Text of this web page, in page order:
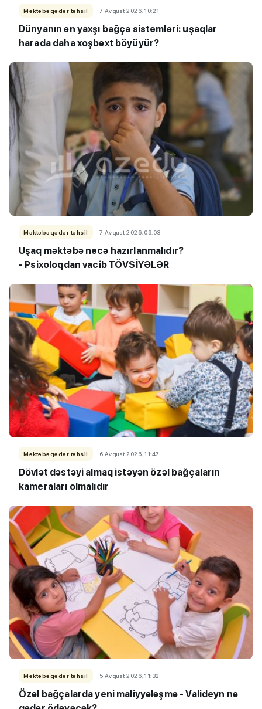
Məktəbəqədər təhsil 7 Avqust 2026, 10:21
Dünyanın ən yaxşı bağça sistemləri: uşaqlar
harada daha xoşbəxt böyüyür?
Məktəbəqədər təhsil 7 Avqust 2026, 09:03
Uşaq məktəbə necə hazırlanmalıdır?
- Psixoloqdan vacib TÖVSİYƏLƏR
Məktəbəqədər təhsil 6 Avqust 2026, 11:47
Dövlət dəstəyi almaq istəyən özəl bağçaların
kameraları olmalıdır
Məktəbəqədər təhsil 5 Avqust 2026, 11:32
Özəl bağçalarda yeni maliyyələşmə - Valideyn nə